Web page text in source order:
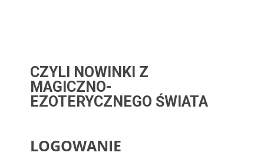
CZYLI NOWINKI Z
MAGICZNO-
EZOTERYCZNEGO ŚWIATA
LOGOWANIE